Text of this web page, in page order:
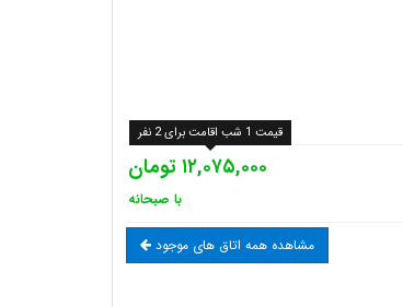
۱۲,۰۷۵,۰۰۰ تومان
با صبحانه
قیمت 1 شب اقامت برای 2 نفر
مشاهده همه اتاق های موجود